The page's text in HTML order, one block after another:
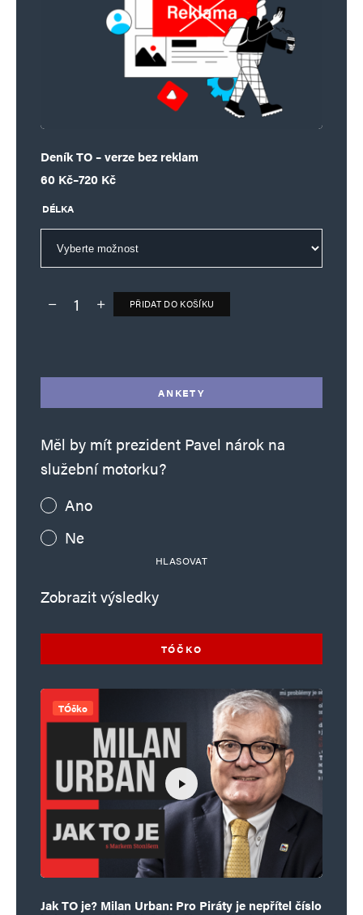
Deník TO – verze bez reklam
60 Kč–720 Kč
Rozpětí cen: 60 Kč až 720 Kč
DÉLKA
Deník TO – verze bez reklam množství
PŘIDAT DO KOŠÍKU
ANKETY
Měl by mít prezident Pavel nárok na
služební motorku?
Ano
Ne
HLASOVAT
Zobrazit výsledky
TÓČKO
TÓčko
Jak TO je? Milan Urban: Pro Piráty je nepřítel číslo